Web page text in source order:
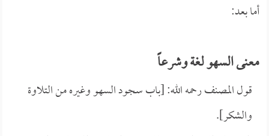
أما بعد:
معنى السهو لغة وشرعاً
قول المصنف رحمه الله: [باب سجود السهو وغيره من التلاوة
والشكر].